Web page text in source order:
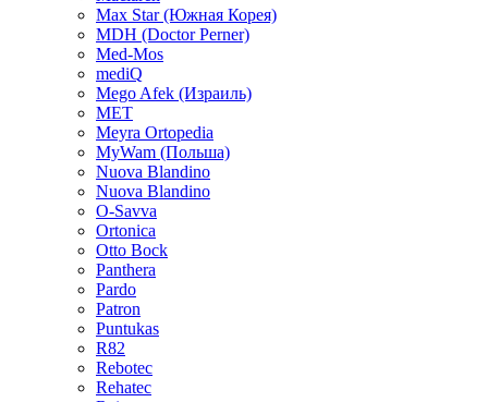
Max Star (Южная Корея)
MDH (Doctor Perner)
Med-Mos
mediQ
Mego Afek (Израиль)
MET
Meyra Ortopedia
MyWam (Польша)
Nuova Blandino
Nuova Blandino
O-Savva
Ortonica
Otto Bock
Panthera
Pardo
Patron
Puntukas
R82
Rebotec
Rehatec